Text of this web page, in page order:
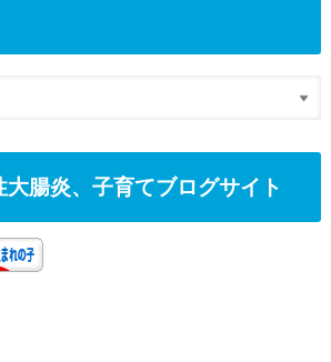
腸炎、子育てブログサイト